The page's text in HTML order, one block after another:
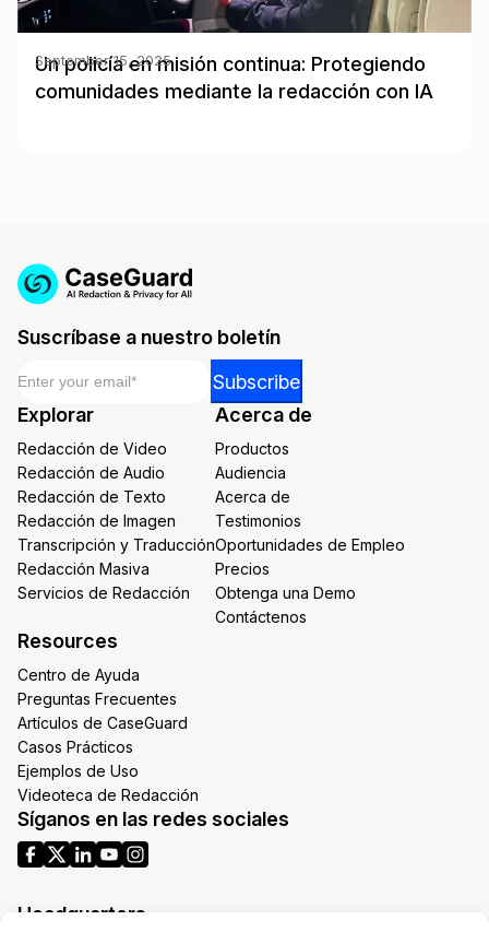
Un policía en misión continua: Protegiendo
comunidades mediante la redacción con IA
September 15, 2025
Suscríbase a nuestro boletín
Email
Subscribe
Explorar
Redacción de Video
Redacción de Audio
Redacción de Texto
Redacción de Imagen
Transcripción y Traducción
Redacción Masiva
Servicios de Redacción
Acerca de
Productos
Audiencia
Acerca de
Testimonios
Oportunidades de Empleo
Precios
Obtenga una Demo
Contáctenos
Resources
Centro de Ayuda
Preguntas Frecuentes
Artículos de CaseGuard
Casos Prácticos
Ejemplos de Uso
Videoteca de Redacción
Síganos en las redes sociales
Headquarters